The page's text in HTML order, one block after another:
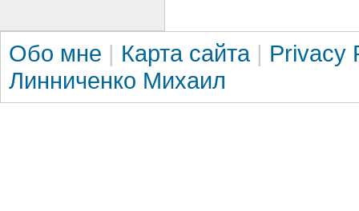
Обо мне | Карта сайта | Privacy
Линниченко Михаил